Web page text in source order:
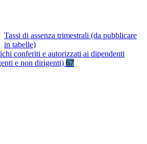
Tassi di assenza trimestrali (da pubblicare
in tabelle)
conferiti e autorizzati ai dipendenti
e non dirigenti) 67